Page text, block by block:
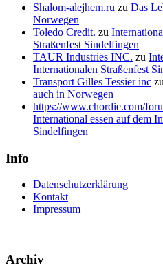
Shalom-alejhem.ru zu Das
Norwegen
Toledo Credit. zu
Straßenfest Sindelfingen
TAUR Industries INC. zu
Internationalen Straßenfest
Transport Gilles Tessier inc zu
auch in Norwegen
https://www.chordie.com/
International essen auf dem
Sindelfingen
Info
Datenschutzerklärung
Kontakt
Impressum
Archiv